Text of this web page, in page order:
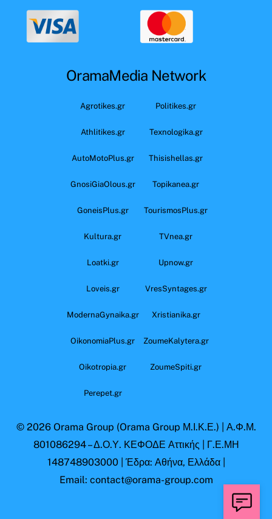
OramaMedia Network
Agrotikes.gr Politikes.gr
Athlitikes.gr Texnologika.gr
AutoMotoPlus.gr Thisishellas.gr
GnosiGiaOlous.gr Topikanea.gr
GoneisPlus.gr TourismosPlus.gr
Kultura.gr TVnea.gr
Loatki.gr Upnow.gr
Loveis.gr VresSyntages.gr
ModernaGynaika.gr Xristianika.gr
OikonomiaPlus.gr ZoumeKalytera.gr
Oikotropia.gr ZoumeSpiti.gr
Perepet.gr
© 2026 Orama Group (Orama Group Μ.Ι.Κ.Ε.) | Α.Φ.Μ.
801086294 – Δ.Ο.Υ. ΚΕΦΟΔΕ Αττικής | Γ.Ε.ΜΗ
148748903000 | Έδρα: Αθήνα, Ελλάδα |
Email: contact@orama-group.com